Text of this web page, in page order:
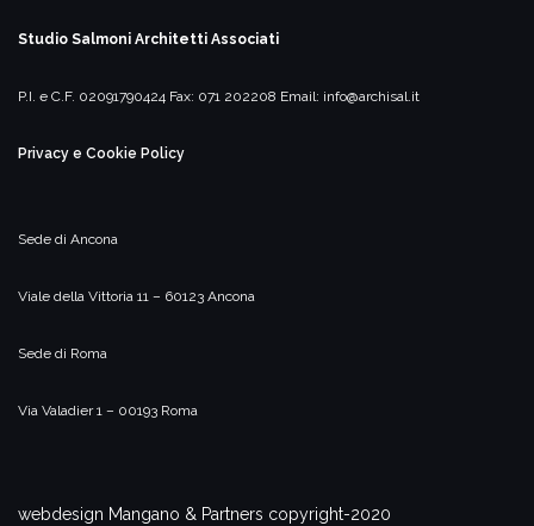
Studio Salmoni Architetti Associati
P.I. e C.F. 02091790424 Fax: 071 202208 Email: info@archisal.it
Privacy e Cookie Policy
Sede di Ancona
Viale della Vittoria 11 – 60123 Ancona
Sede di Roma
Via Valadier 1 – 00193 Roma
webdesign Mangano & Partners copyright-2020